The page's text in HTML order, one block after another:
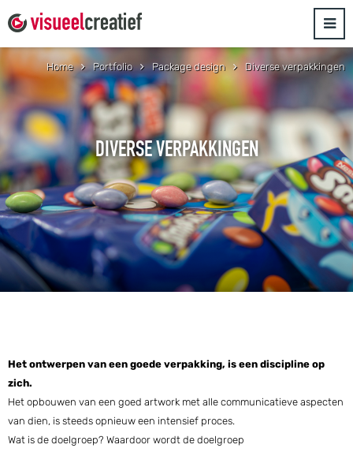
Home Portfolio Package design Diverse verpakkingen
DIVERSE VERPAKKINGEN
Het ontwerpen van een goede verpakking, is een discipline op
zich.
Het opbouwen van een goed artwork met alle communicatieve aspecten
van dien, is steeds opnieuw een intensief proces.
Wat is de doelgroep? Waardoor wordt de doelgroep